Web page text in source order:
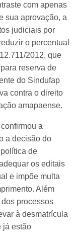
com apenas
sua aprovação, a
judiciais por
o percentual
2012, que
reserva de
do Sindufap
contra o direito
amapaense.
a
a decisão do
de
os editais
e impõe multa
Além
processos
à desmatrícula
já estão